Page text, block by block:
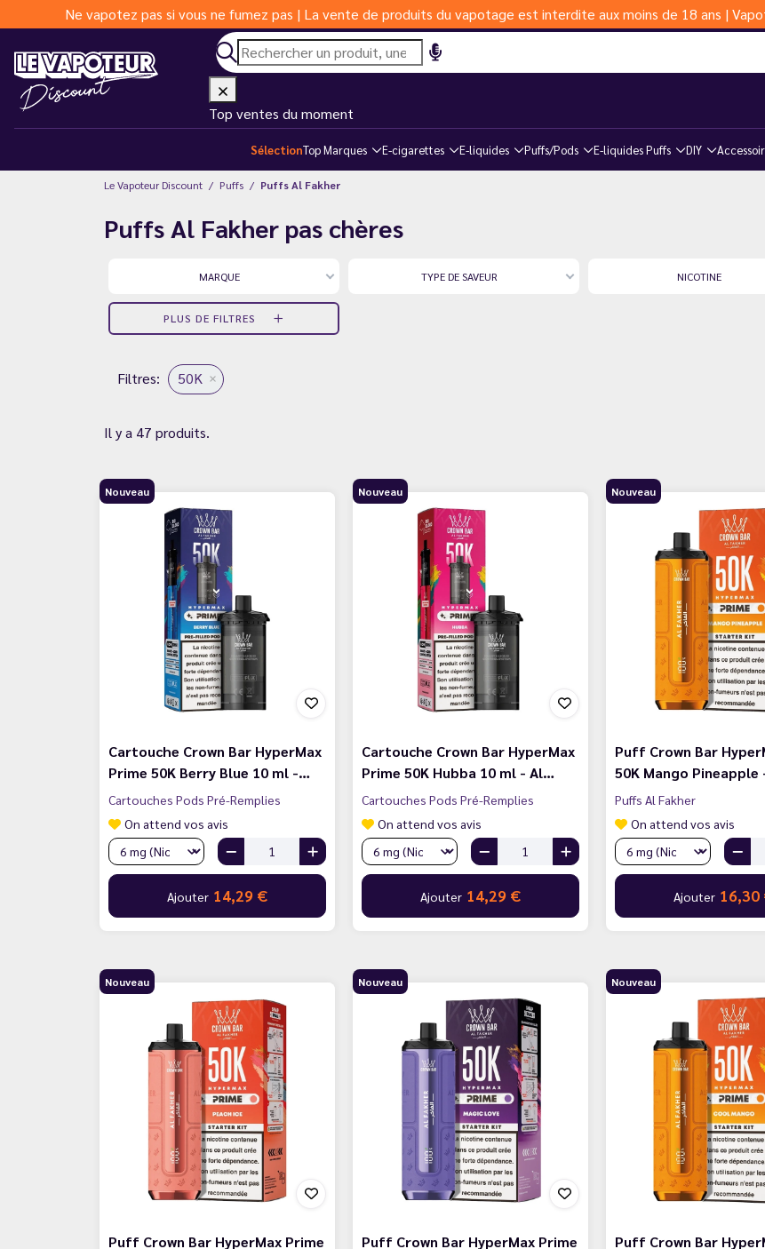
Ne vapotez pas si vous ne fumez pas | La vente de produits du vapotage est interdite aux moins de 18 ans |
Top ventes du moment
SélectionTop Marques E-cigarettes E-liquides Puffs/Pods E-liquides Puffs DIY
Le Vapoteur Discount Puffs Puffs Al Fakher
Puffs Al Fakher pas chères
MARQUE TYPE DE SAVEUR NICOTINE
PLUS DE FILTRES
Filtres: 50K
Il y a 47 produits.
Nouveau
Cartouche Crown Bar HyperMax
Prime 50K Berry Blue 10 ml -…
Cartouches Pods Pré-Remplies
On attend vos avis
Ajouter 14,29 €
Nouveau
Cartouche Crown Bar HyperMax
Prime 50K Hubba 10 ml - Al…
Cartouches Pods Pré-Remplies
On attend vos avis
Ajouter 14,29 €
Nouveau
Puff Crown Bar
50K Mango
Puffs Al Fakher
On attend vos avis
Ajouter 16,30
Nouveau
Puff Crown Bar HyperMax Prime
Nouveau
Puff Crown Bar HyperMax Prime
Nouveau
Puff Crown Bar